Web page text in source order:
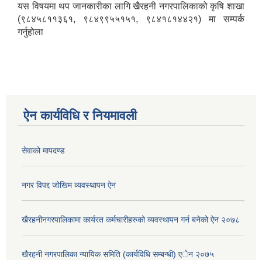
यस विषयमा थप जानकारीका लागि खैरहनी नगरपालिकाको कृषि शाखा
(९८४५८११३६१, ९८४९९५५१५१, ९८४१८१४४२१) मा सम्पर्क
गर्नुहोला
ऐन कार्यविधि र नियमावली
सेवाको मापदण्ड
नगर विपद्द जोखिम व्यवस्थापन ऐन
खैरहनीनगरपालिकामा कार्यरत कर्मचारीहरुको व्यवस्थापन गर्न बनेको ऐन २०७८
खैरहनी नगरपालिका न्यायिक समिति (कार्यविधि सम्बन्धी) एेन २०७५